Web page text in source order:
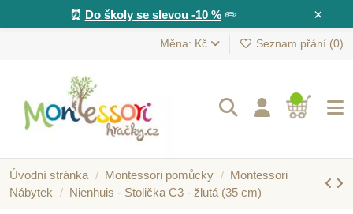
×
⏰ Do školy se slevou -10 %✏️
Měna: Kč Seznam přání (0)
Úvodní stránka Montessori pomůcky
Montessori
Nábytek
Nienhuis - Stolička C3 - žlutá (35 cm)